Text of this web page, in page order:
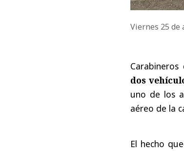
Viernes 25 de
dos
uno de los
aéreo de la
El hecho